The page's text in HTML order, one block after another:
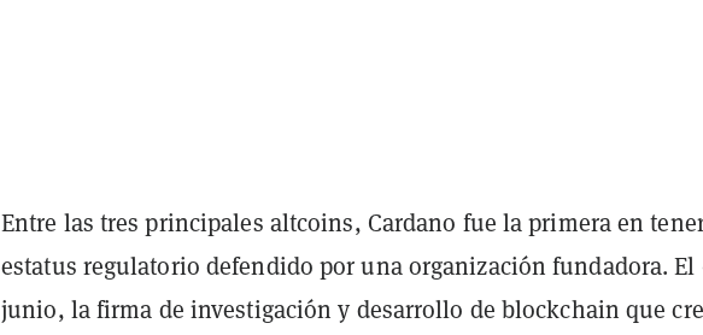
Entre las tres principales altcoins, Cardano fue la primera en
estatus regulatorio defendido por una organización fundadora. El
junio, la firma de investigación y desarrollo de blockchain que